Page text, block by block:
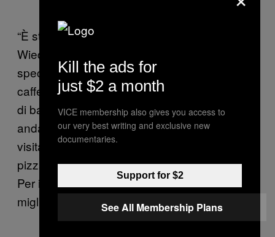
“È stato veramente strano,” ha detto
Wiedemann. “Ho assunto cibo liquido
speciale, un sacco di acqua, té, una tazza di
caffé per colazione, un sacco di cioccolata e
di banane, farmaci per evitare di dover
andare in bagno a metà performance. Alcuni
visitatori portavano patatine, wiener wurste e
pizza quando chiedevo qualcosa di salato.
Per il prossimo trip mi informerò sui cibi
migliori per il corpo e la mente.”
Kill the ads for
just $2 a month
VICE membership also gives you access to
our very best writing and exclusive new
documentaries.
Support for $2
See All Membership Plans